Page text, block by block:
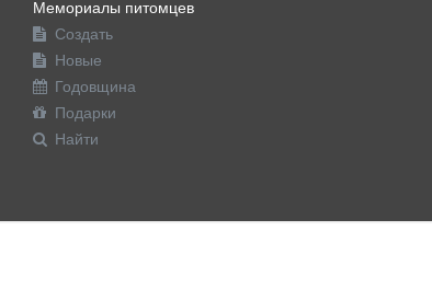
Мемориалы питомцев
Создать
Новые
Годовщина
Подарки
Найти